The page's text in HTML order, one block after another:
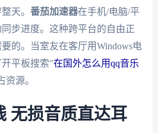
天。 番茄加速器在手机/电脑/平
步进度。这种跨平台的自由正
的。当室友在客厅用Windows电
平板搜索"在国外怎么用qq音乐
源。
无损音质直达耳